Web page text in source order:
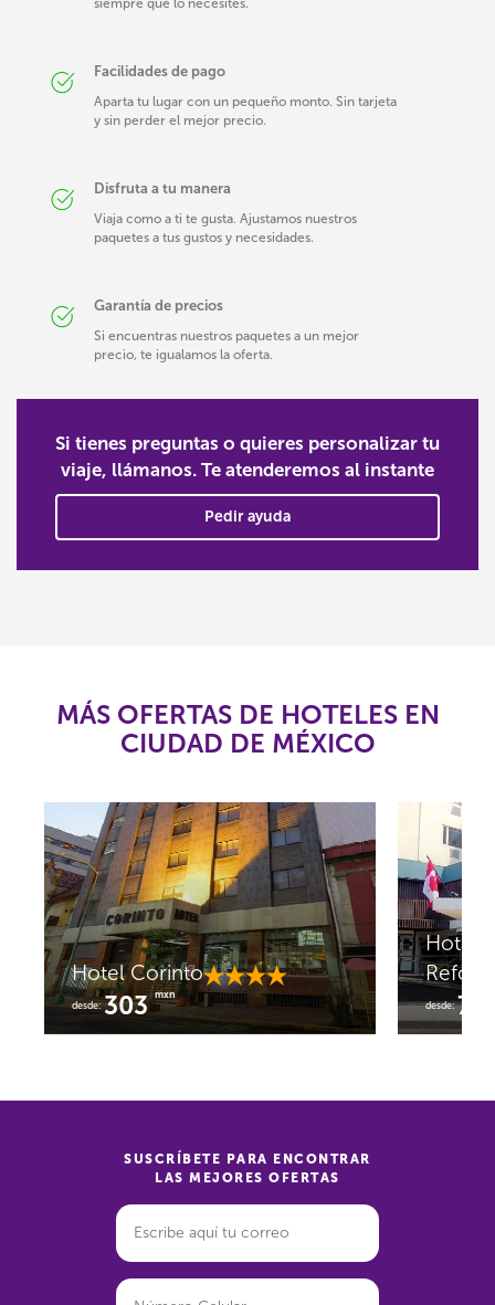
siempre que lo necesites.
Facilidades de pago
Aparta tu lugar con un pequeño monto. Sin tarjeta
y sin perder el mejor precio.
Disfruta a tu manera
Viaja como a ti te gusta. Ajustamos nuestros
paquetes a tus gustos y necesidades.
Garantía de precios
Si encuentras nuestros paquetes a un mejor
precio, te igualamos la oferta.
Si tienes preguntas o quieres personalizar tu
viaje, llámanos. Te atenderemos al instante
Pedir ayuda
MÁS OFERTAS DE HOTELES EN
CIUDAD DE MÉXICO
Hotel Corinto
desde: 303mxn
Hotel
desde:
SUSCRÍBETE PARA ENCONTRAR
LAS MEJORES OFERTAS